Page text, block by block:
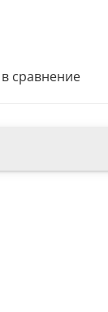
сравнение